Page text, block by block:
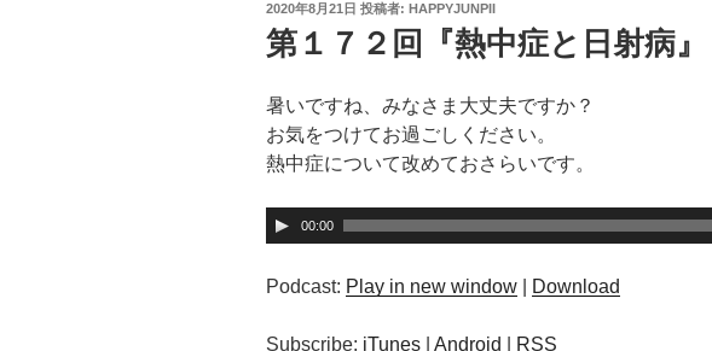
投
稿
日:
2020年8月21日 投稿者: HAPPYJUNPII
第１７２回『熱中症と日射病』
暑いですね、みなさま大丈夫ですか？
お気をつけてお過ごしください。
熱中症について改めておさらいです。
音
声
プ
ー
00:00
Podcast: Play in new window Download
Subscribe: iTunes Android RSS